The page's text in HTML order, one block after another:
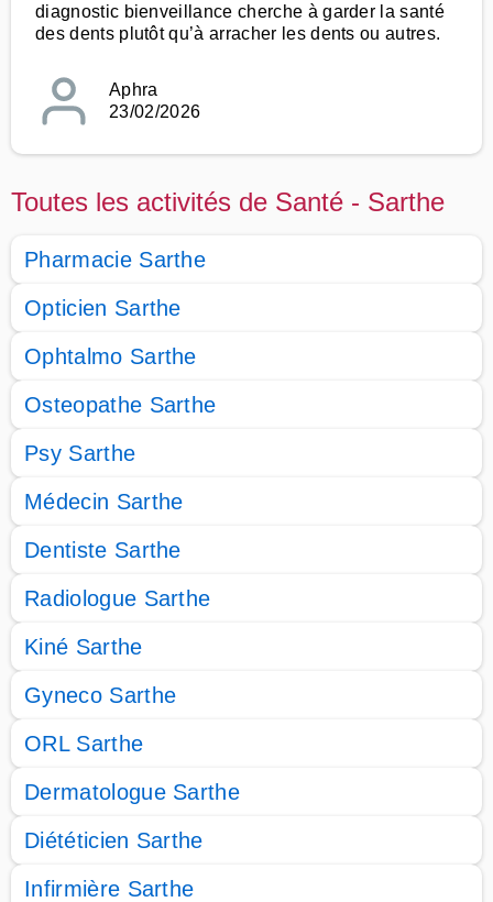
diagnostic bienveillance cherche à garder la santé
des dents plutôt qu’à arracher les dents ou autres.
Aphra
23/02/2026
Toutes les activités de Santé - Sarthe
Pharmacie Sarthe
Opticien Sarthe
Ophtalmo Sarthe
Osteopathe Sarthe
Psy Sarthe
Médecin Sarthe
Dentiste Sarthe
Radiologue Sarthe
Kiné Sarthe
Gyneco Sarthe
ORL Sarthe
Dermatologue Sarthe
Diététicien Sarthe
Infirmière Sarthe